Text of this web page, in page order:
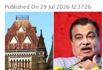
Published On 29 Jul 2026 12:37:26